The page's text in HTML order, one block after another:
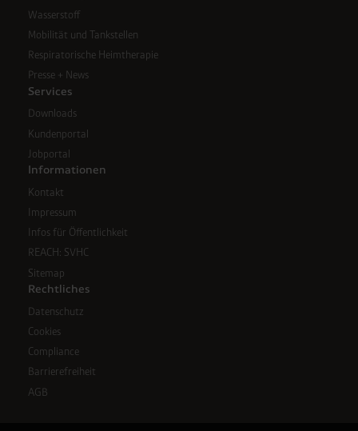
Wasserstoff
Mobilität und Tankstellen
Respiratorische Heimtherapie
Presse + News
Services
Downloads
Kundenportal
Jobportal
Informationen
Kontakt
Impressum
Infos für Öffentlichkeit
REACH: SVHC
Sitemap
Rechtliches
Datenschutz
Cookies
Compliance
Barrierefreiheit
AGB